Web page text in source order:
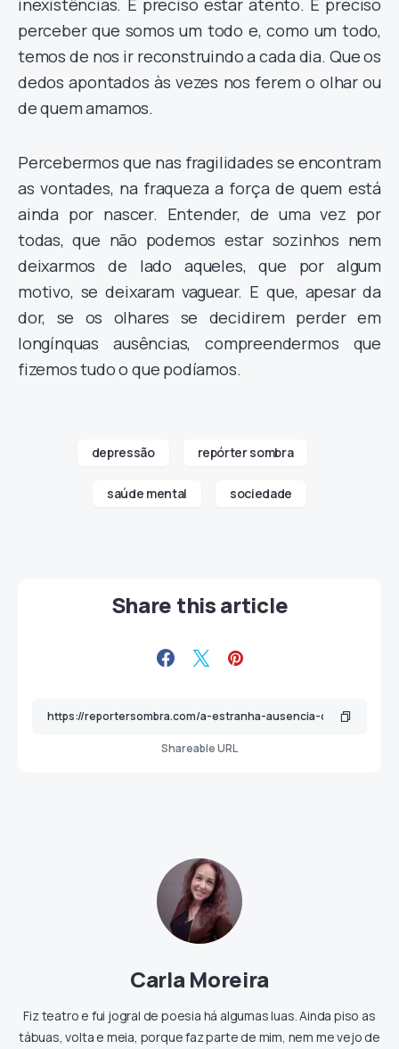
inexistências. É preciso estar atento. É preciso
perceber que somos um todo e, como um todo,
temos de nos ir reconstruindo a cada dia. Que os
dedos apontados às vezes nos ferem o olhar ou
de quem amamos.
Percebermos que nas fragilidades se encontram
as vontades, na fraqueza a força de quem está
ainda por nascer. Entender, de uma vez por
todas, que não podemos estar sozinhos nem
deixarmos de lado aqueles, que por algum
motivo, se deixaram vaguear. E que, apesar da
dor, se os olhares se decidirem perder em
longínquas ausências, compreendermos que
fizemos tudo o que podíamos.
depressão repórter sombra
saúde mental sociedade
Share this article
Shareable URL
Carla Moreira
Fiz teatro e fui jogral de poesia há algumas luas. Ainda piso as
tábuas, volta e meia, porque faz parte de mim, nem me vejo de